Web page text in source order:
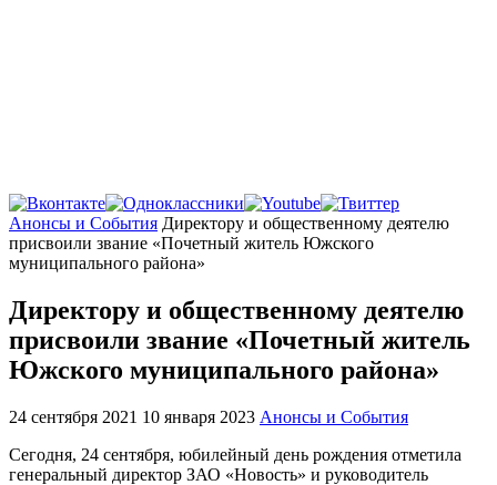
Главная
Анонсы и События Директору и общественному деятелю
присвоили звание «Почетный житель Южского
муниципального района»
Директору и общественному деятелю
присвоили звание «Почетный житель
Южского муниципального района»
24 сентября 2021 10 января 2023 Анонсы и События
Сегодня, 24 сентября, юбилейный день рождения отметила
генеральный директор ЗАО «Новость» и руководитель